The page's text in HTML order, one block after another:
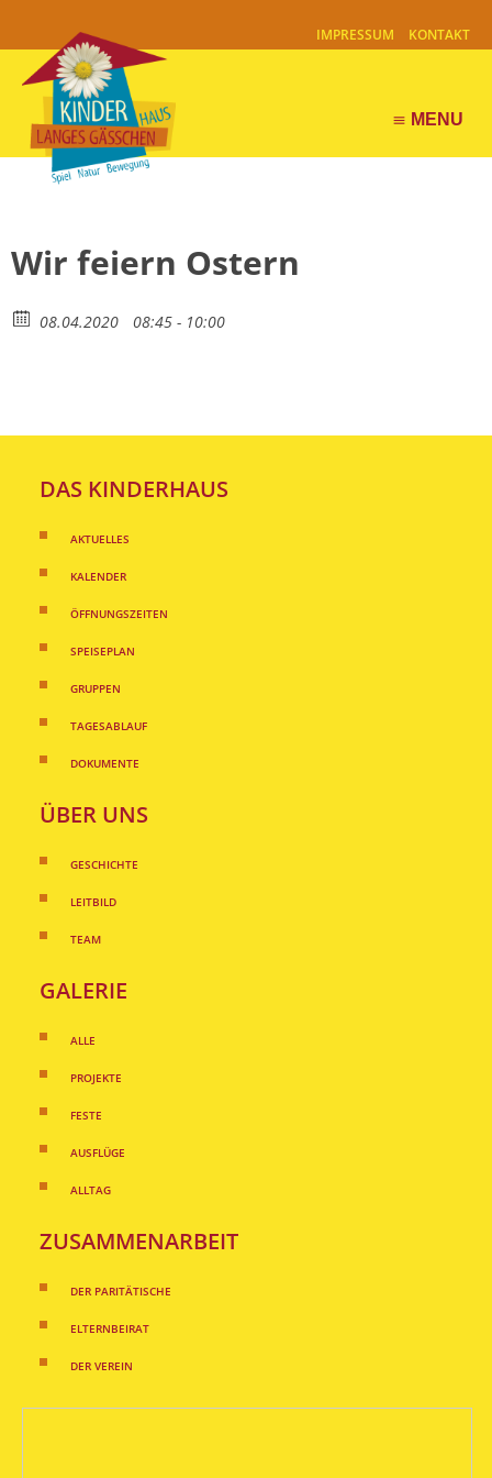
IMPRESSUM KONTAKT
menu MENU
Wir feiern Ostern
08.04.2020 08:45 - 10:00
DAS KINDERHAUS
AKTUELLES
KALENDER
ÖFFNUNGSZEITEN
SPEISEPLAN
GRUPPEN
TAGESABLAUF
DOKUMENTE
ÜBER UNS
GESCHICHTE
LEITBILD
TEAM
GALERIE
ALLE
PROJEKTE
FESTE
AUSFLÜGE
ALLTAG
ZUSAMMENARBEIT
DER PARITÄTISCHE
ELTERNBEIRAT
DER VEREIN